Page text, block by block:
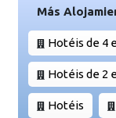
Más
Hotéis de 4
Hotéis de 2
Hotéis